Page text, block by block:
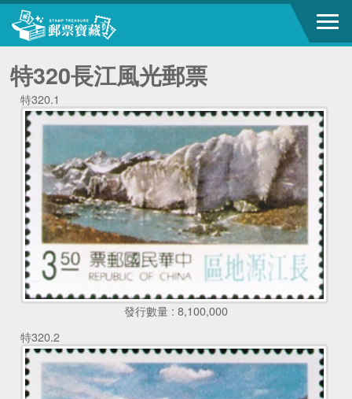
特320長江風光郵票
特320.1
發行數量 : 8,100,000
特320.2